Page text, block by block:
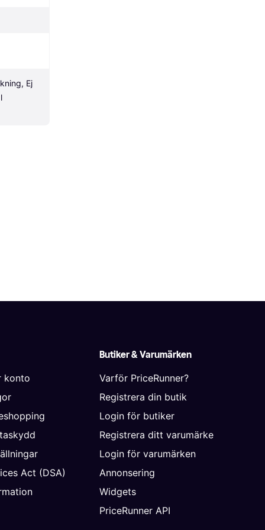
Ej
konto
Act (DSA)
Butiker & Varumärken
Varför PriceRunner?
Registrera din butik
Login för butiker
Registrera ditt varumärke
Login för varumärken
Annonsering
Widgets
PriceRunner API